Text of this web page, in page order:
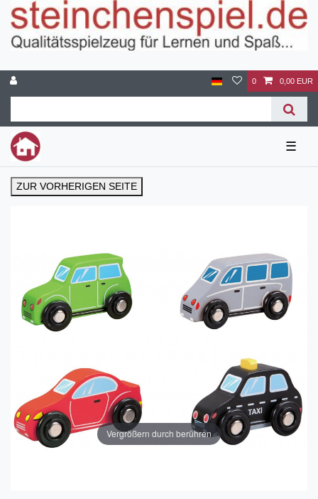
0 0,00 EUR
☰
ZUR VORHERIGEN SEITE
Vergrößern durch berühren